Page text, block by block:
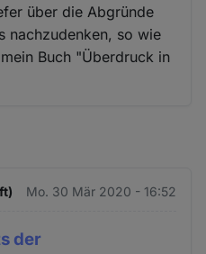
über die Abgründe
nachzudenken, so wie
Buch "Überdruck in
Mo. 30 Mär 2020 - 16:52
der